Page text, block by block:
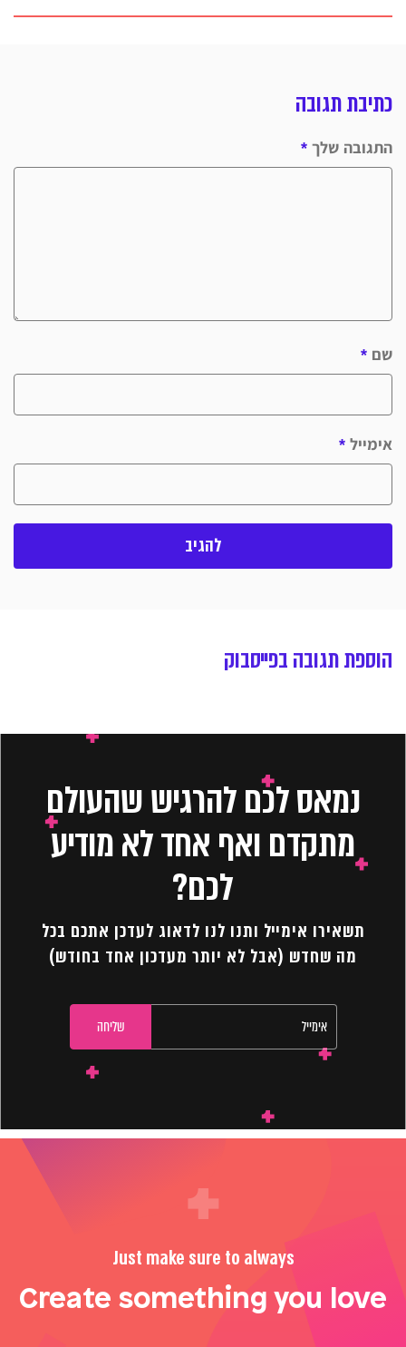
כתיבת תגובה
התגובה שלך *
שם *
אימייל *
הוספת תגובה בפייסבוק
נמאס לכם להרגיש שהעולם
מתקדם ואף אחד לא מודיע
לכם?
תשאירו אימייל ותנו לנו לדאוג לעדכן אתכם בכל
מה שחדש (אבל לא יותר מעדכון אחד בחודש)
Just make sure to always
Create something you love